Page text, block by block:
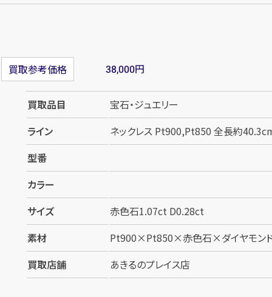
買取参考価格 38,000円
買取品目
宝石・ジュエリー
ライン
ネックレス Pt900,Pt850 全長約
型番
カラー
サイズ
赤色石1.07ct D0.28ct
素材
Pt900×Pt850×赤色石×ダイヤモン
買取店舗
あきるのプレイス店